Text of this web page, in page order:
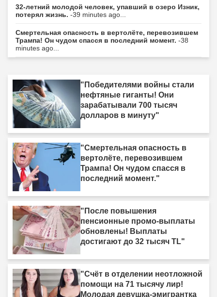
32-летний молодой человек, упавший в озеро Изник,
потерял жизнь. -39 minutes ago...
Смертельная опасность в вертолёте, перевозившем
Трампа! Он чудом спасся в последний момент. -38
minutes ago...
"Победителями войны стали
нефтяные гиганты! Они
зарабатывали 700 тысяч
долларов в минуту"
"Смертельная опасность в
вертолёте, перевозившем
Трампа! Он чудом спасся в
последний момент."
"После повышения
пенсионные промо-выплаты
обновлены! Выплаты
достигают до 32 тысяч TL"
"Счёт в отделении неотложной
помощи на 71 тысячу лир!
Молодая девушка-эмигрантка